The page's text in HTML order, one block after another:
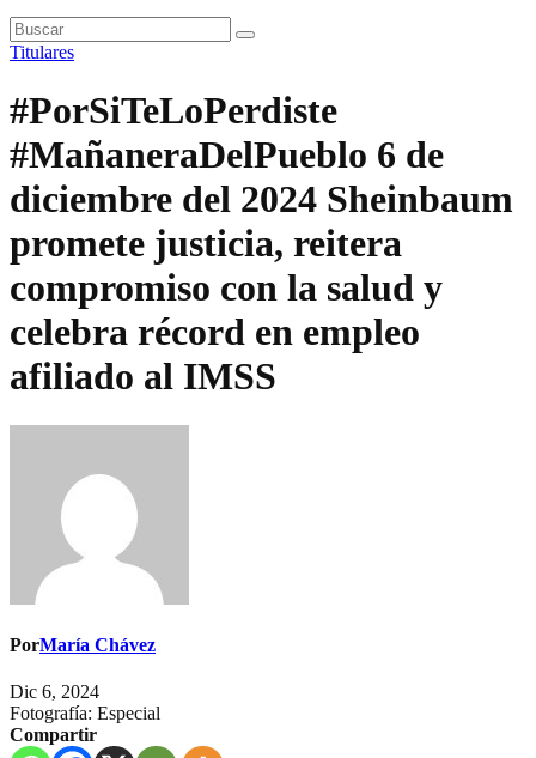
Titulares
#PorSiTeLoPerdiste
#MañaneraDelPueblo 6 de
diciembre del 2024 Sheinbaum
promete justicia, reitera
compromiso con la salud y
celebra récord en empleo
afiliado al IMSS
PorMaría Chávez
Dic 6, 2024
Fotografía: Especial
Compartir